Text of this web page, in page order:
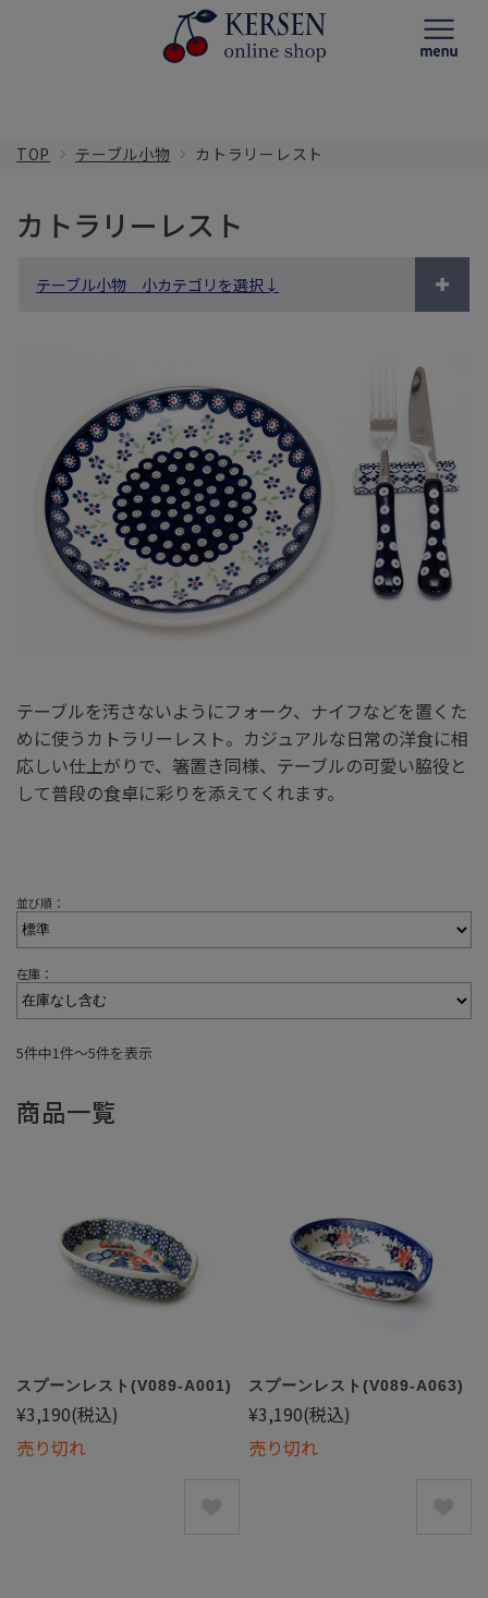
TOP テーブル小物 カトラリーレスト
カトラリーレスト
テーブル小物 小カテゴリを選択↓
テーブルを汚さないようにフォーク、ナイフなどを置くた
めに使うカトラリーレスト。カジュアルな日常の洋食に相
応しい仕上がりで、箸置き同様、テーブルの可愛い脇役と
して普段の食卓に彩りを添えてくれます。
並び順：
在庫：
5件中1件〜5件を表示
商品一覧
スプーンレスト(V089-A001)
¥3,190(税込)
売り切れ
スプーンレスト(V089-A063)
¥3,190(税込)
売り切れ